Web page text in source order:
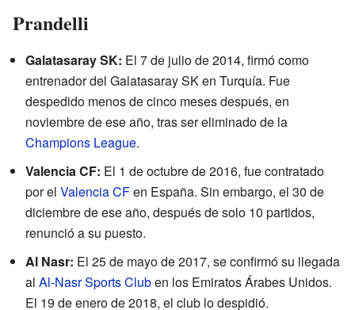
Prandelli
Galatasaray SK: El 7 de julio de 2014, firmó como
entrenador del Galatasaray SK en Turquía. Fue
despedido menos de cinco meses después, en
noviembre de ese año, tras ser eliminado de la
Champions League.
Valencia CF: El 1 de octubre de 2016, fue contratado
por el Valencia CFen España. Sin embargo, el 30 de
diciembre de ese año, después de solo 10 partidos,
renunció a su puesto.
Al Nasr: El 25 de mayo de 2017, se confirmó su llegada
al Al-Nasr Sports Cluben los Emiratos Árabes Unidos.
El 19 de enero de 2018, el club lo despidió.